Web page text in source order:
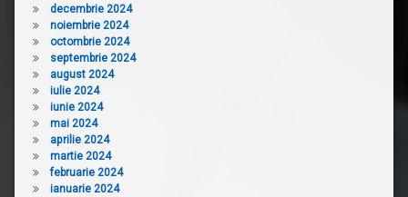
decembrie 2024
noiembrie 2024
octombrie 2024
septembrie 2024
august 2024
iulie 2024
iunie 2024
mai 2024
aprilie 2024
martie 2024
februarie 2024
ianuarie 2024